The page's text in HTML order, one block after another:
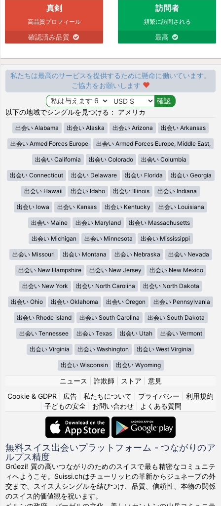
真剣
高品質プロフィール
確認済み品質
訪問者
頻繁に訪問される
最高
私たちは最高のサービスを提供するために懸命に働いています。
ご協力をお願いします
以下の地域でシングルを見つける： アメリカ
出会い Alabama 出会い Alaska 出会い Arizona 出会い Arkansas
出会い Armed Forces Europe 出会い Armed Forces Europe, Middle East,
出会い California 出会い Colorado 出会い Columbia
出会い Connecticut 出会い Delaware 出会い Florida 出会い Georgia
出会い Hawaii 出会い Idaho 出会い Illinois 出会い Indiana
出会い Iowa 出会い Kansas 出会い Kentucky 出会い Louisiana
出会い Maine 出会い Maryland 出会い Massachusetts
出会い Michigan 出会い Minnesota 出会い Mississippi
出会い Missouri 出会い Montana 出会い Nebraska 出会い Nevada
出会い New Hampshire 出会い New Jersey 出会い New Mexico
出会い New York 出会い North Carolina 出会い North Dakota
出会い Ohio 出会い Oklahoma 出会い Oregon 出会い Pennsylvania
出会い Rhode Island 出会い South Carolina 出会い South Dakota
出会い Tennessee 出会い Texas 出会い Utah 出会い Vermont
出会い Virginia 出会い Washington 出会い West Virginia
出会い Wisconsin 出会い Wyoming
ニュース 詐欺師 ストア
意見
Cookie & GDPR
広告 私たちについて プライバシー
利用規約
子どもの安全| お問い合わせ| よくある質問
無料スイス出会いプラットフォーム - つながりのア
ルプス精度
Grüezi! 質の高いつながりのためのスイスで最も精密なコミュニテ
ィへようこそ。Suissi.chはチューリッヒの革新からジュネーブの外
交まで、スイス人シングルを結びつけ、品質、信頼性、本物の関係
のスイス的価値観を祝います。